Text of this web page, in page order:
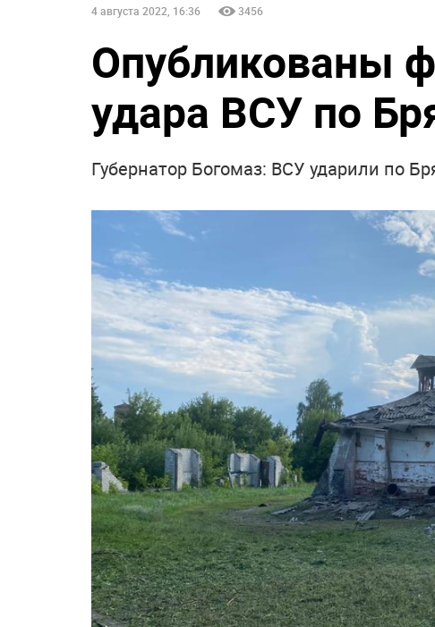
4 августа 2022, 16:36 3456
Опубликованы
удара ВСУ по
Губернатор Богомаз: ВСУ ударили по